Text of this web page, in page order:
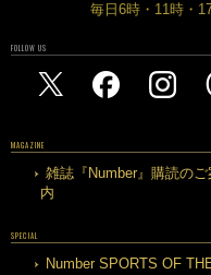
毎日6時・11時・
FOLLOW US
MAGAZINE
雑誌『Number』購読のご
内
SPECIAL
Number SPORTS OF